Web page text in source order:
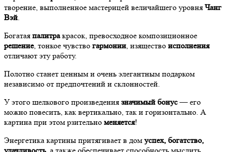
творение, выполненное мастерицей величайшего уровня Чанг
Вэй.
Богатая палитракрасок, превосходное композиционное
решение, тонкое чувство гармонии, изящество исполнения
отличают эту работу.
Полотно станет ценным и очень элегантным подарком
независимо от предпочтений и склонностей.
У этого шелкового произведения значимый бонус— его
можно повесить, как вертикально, так и горизонтально. А
картина при этом рзительно меняется!
Энергетика картины притягивает в дом успех, богатство,